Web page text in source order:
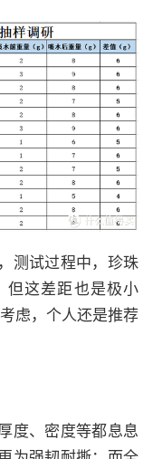
测试过程中，珍珠
但这差距也是极小
虑，个人还是推荐
度、密度等都息息